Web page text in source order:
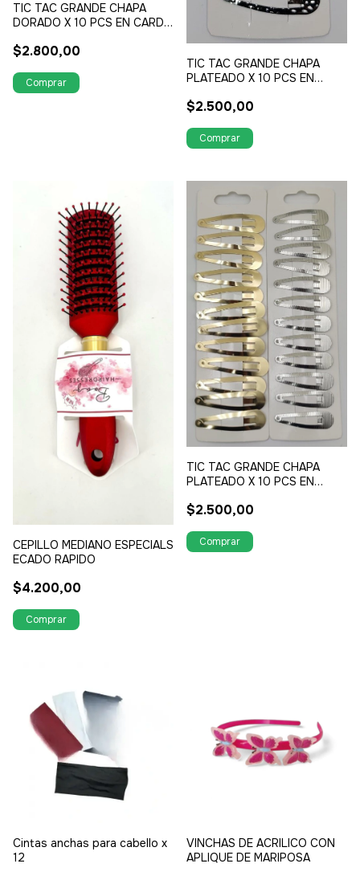
TIC TAC GRANDE CHAPA
DORADO X 10 PCS EN CARD
$2.800,00
TIC TAC GRANDE CHAPA
PLATEADO X 10 PCS EN
$2.500,00
CEPILLO MEDIANO ESPECIALS
ECADO RAPIDO
$4.200,00
TIC TAC GRANDE CHAPA
PLATEADO X 10 PCS EN
$2.500,00
Cintas anchas para cabello x
12
VINCHAS DE ACRILICO CON
APLIQUE DE MARIPOSA